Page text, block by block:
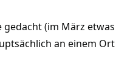
gedacht (im März etwas
an einem Ort